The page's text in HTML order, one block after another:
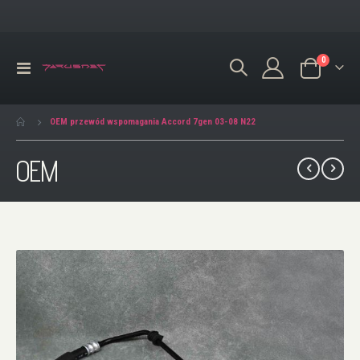
Przełącznik
Koszyk
0produkty/
OEM przewód wspomagania Accord 7gen 03-08 N22
OEM
Przejdź
na
koniec
galerii